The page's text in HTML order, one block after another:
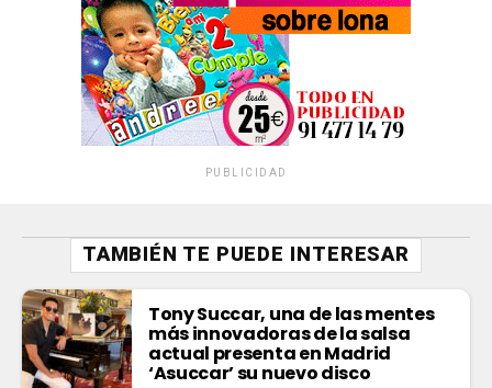
PUBLICIDAD
TAMBIÉN TE PUEDE INTERESAR
Tony Succar, una de las mentes
más innovadoras de la salsa
actual presenta en Madrid
‘Asuccar’ su nuevo disco